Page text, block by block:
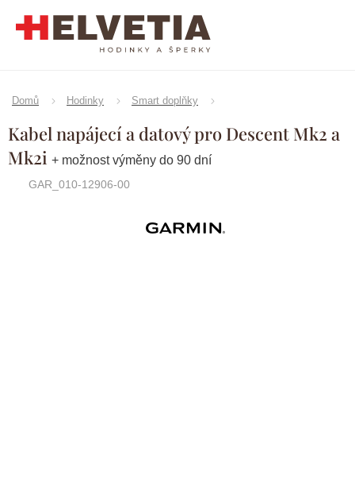
Domů Hodinky Smart doplňky
Kabel napájecí a datový pro Descent Mk2 a
Mk2i + možnost výměny do 90 dní
GAR_010-12906-00
Značka:Garmin